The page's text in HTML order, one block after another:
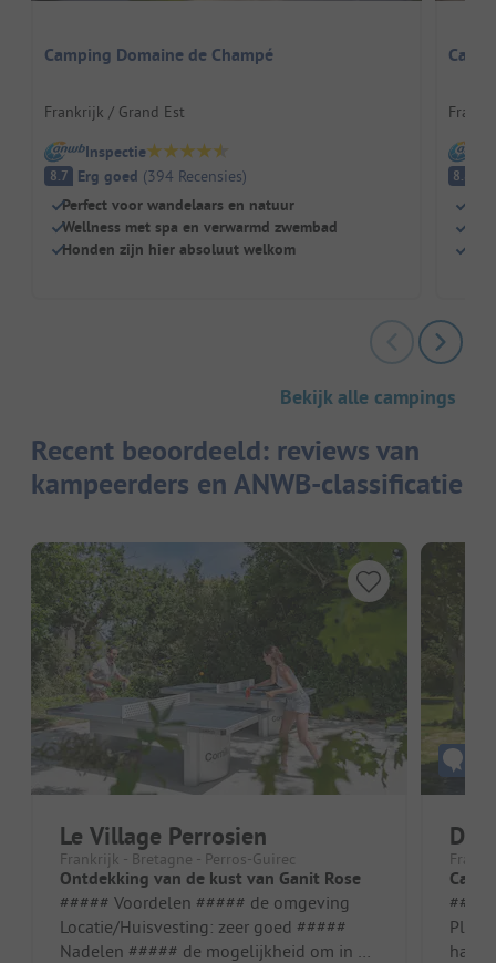
Camping Domaine de Champé
Frankrijk / Grand Est
Inspectie
8.7 Erg goed (394 Recensies)
Perfect voor wandelaars en natuur
Wellness met spa en verwarmd zwembad
Honden zijn hier absoluut welkom
8.8
Bekijk alle campings
Recent beoordeeld: reviews van
kampeerders en ANWB-classificatie
Le Village Perrosien
Frankrijk - Bretagne - Perros-Guirec
Ontdekking van de kust van Ganit Rose
##### Voordelen ##### de omgeving
Locatie/Huisvesting: zeer goed #####
Nadelen ##### de mogelijkheid om in de
#####